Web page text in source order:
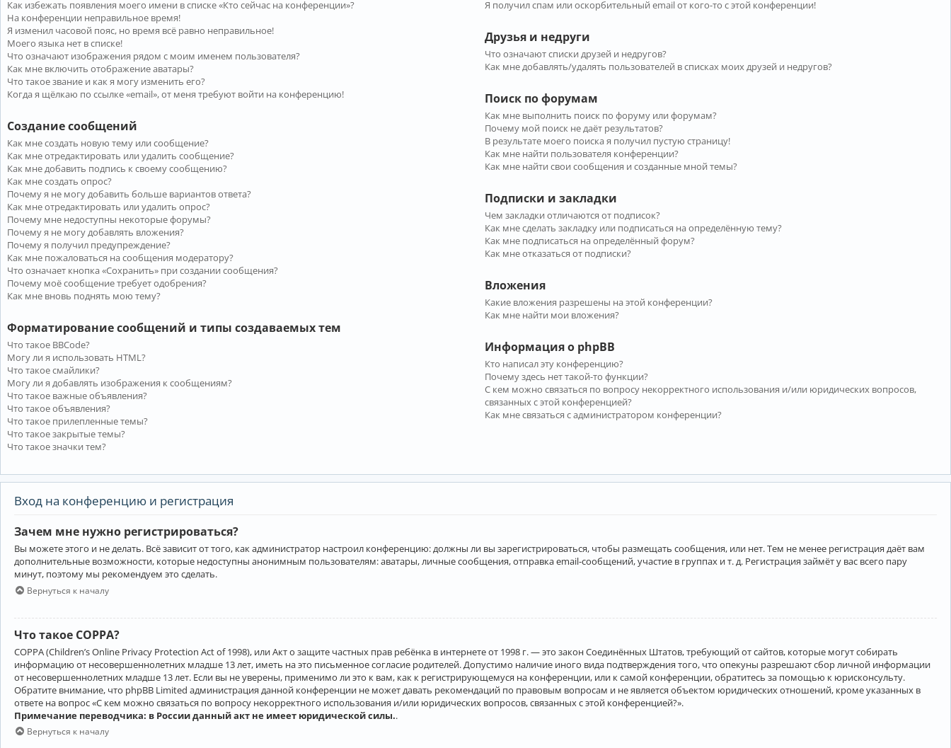
Как избежать появления моего имени в списке «Кто сейчас на конференции»?
На конференции неправильное время!
Я изменил часовой пояс, но время всё равно неправильное!
Моего языка нет в списке!
Что означают изображения рядом с моим именем пользователя?
Как мне включить отображение аватары?
Что такое звание и как я могу изменить его?
Когда я щёлкаю по ссылке «email», от меня требуют войти на конференцию!
Создание сообщений
Как мне создать новую тему или сообщение?
Как мне отредактировать или удалить сообщение?
Как мне добавить подпись к своему сообщению?
Как мне создать опрос?
Почему я не могу добавить больше вариантов ответа?
Как мне отредактировать или удалить опрос?
Почему мне недоступны некоторые форумы?
Почему я не могу добавлять вложения?
Почему я получил предупреждение?
Как мне пожаловаться на сообщения модератору?
Что означает кнопка «Сохранить» при создании сообщения?
Почему моё сообщение требует одобрения?
Как мне вновь поднять мою тему?
Форматирование сообщений и типы создаваемых тем
Что такое BBCode?
Могу ли я использовать HTML?
Что такое смайлики?
Могу ли я добавлять изображения к сообщениям?
Что такое важные объявления?
Что такое объявления?
Что такое прилепленные темы?
Что такое закрытые темы?
Что такое значки тем?
Я получил спам или оскорбительный email от кого-то с этой конференции!
Друзья и недруги
Что означают списки друзей и недругов?
Как мне добавлять/удалять пользователей в списках моих друзей и недругов?
Поиск по форумам
Как мне выполнить поиск по форуму или форумам?
Почему мой поиск не даёт результатов?
В результате моего поиска я получил пустую страницу!
Как мне найти пользователя конференции?
Как мне найти свои сообщения и созданные мной темы?
Подписки и закладки
Чем закладки отличаются от подписок?
Как мне сделать закладку или подписаться на определённую тему?
Как мне подписаться на определённый форум?
Как мне отказаться от подписки?
Вложения
Какие вложения разрешены на этой конференции?
Как мне найти мои вложения?
Информация о phpBB
Кто написал эту конференцию?
Почему здесь нет такой-то функции?
С кем можно связаться по вопросу некорректного использования и/или юридических вопросов,
связанных с этой конференцией?
Как мне связаться с администратором конференции?
Вход на конференцию и регистрация
Зачем мне нужно регистрироваться?
Вы можете этого и не делать. Всё зависит от того, как администратор настроил конференцию: должны ли вы зарегистрироваться, чтобы размещать сообщения, или нет. Тем не менее регистрация даёт вам
дополнительные возможности, которые недоступны анонимным пользователям: аватары, личные сообщения, отправка email-сообщений, участие в группах и т. д. Регистрация займёт у вас всего пару
минут, поэтому мы рекомендуем это сделать.
Вернуться к началу
Что такое COPPA?
COPPA (Children’s Online Privacy Protection Act of 1998), или Акт о защите частных прав ребёнка в интернете от 1998 г. — это закон Соединённых Штатов, требующий от сайтов, которые могут собирать
информацию от несовершеннолетних младше 13 лет, иметь на это письменное согласие родителей. Допустимо наличие иного вида подтверждения того, что опекуны разрешают сбор личной информации
от несовершеннолетних младше 13 лет. Если вы не уверены, применимо ли это к вам, как к регистрирующемуся на конференции, или к самой конференции, обратитесь за помощью к юрисконсульту.
Обратите внимание, что phpBB Limited администрация данной конференции не может давать рекомендаций по правовым вопросам и не является объектом юридических отношений, кроме указанных в
ответе на вопрос «С кем можно связаться по вопросу некорректного использования и/или юридических вопросов, связанных с этой конференцией?».
Примечание переводчика: в России данный акт не имеет юридической силы..
Вернуться к началу